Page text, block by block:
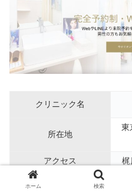
クリニック名
所在地
東
アクセス
梶
ホーム 検索